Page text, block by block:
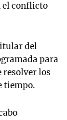
el conflicto
del
para
resolver los
tiempo.